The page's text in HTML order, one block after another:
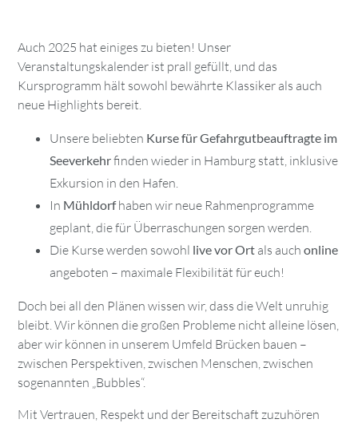
Auch 2025 hat einiges zu bieten! Unser
Veranstaltungskalender ist prall gefüllt, und das
Kursprogramm hält sowohl bewährte Klassiker als auch
neue Highlights bereit.
Unsere beliebten Kurse für Gefahrgutbeauftragte im
Seeverkehrfinden wieder in Hamburg statt, inklusive
Exkursion in den Hafen.
In Mühldorfhaben wir neue Rahmenprogramme
geplant, die für Überraschungen sorgen werden.
Die Kurse werden sowohl live vor Ort als auch online
angeboten – maximale Flexibilität für euch!
Doch bei all den Plänen wissen wir, dass die Welt unruhig
bleibt. Wir können die großen Probleme nicht alleine lösen,
aber wir können in unserem Umfeld Brücken bauen –
zwischen Perspektiven, zwischen Menschen, zwischen
sogenannten „Bubbles“.
Mit Vertrauen, Respekt und der Bereitschaft zuzuhören